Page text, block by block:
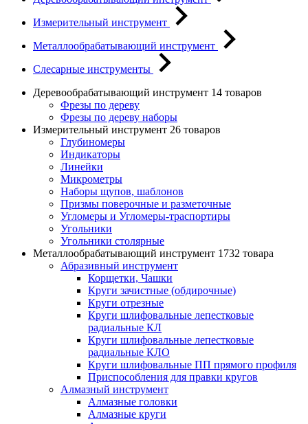
Измерительный инструмент
Металлообрабатывающий инструмент
Слесарные инструменты
Деревообрабатывающий инструмент 14 товаров
Фрезы по дереву
Фрезы по дереву наборы
Измерительный инструмент 26 товаров
Глубиномеры
Индикаторы
Линейки
Микрометры
Наборы щупов, шаблонов
Призмы поверочные и разметочные
Угломеры и Угломеры-траспортиры
Угольники
Угольники столярные
Металлообрабатывающий инструмент 1732 товара
Абразивный инструмент
Корщетки, Чашки
Круги зачистные (обдирочные)
Круги отрезные
Круги шлифовальные лепестковые
радиальные КЛ
Круги шлифовальные лепестковые
радиальные КЛО
Круги шлифовальные ПП прямого профиля
Приспособления для правки кругов
Алмазный инструмент
Алмазные головки
Алмазные круги